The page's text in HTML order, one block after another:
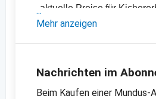
- aktuelle Preise für
-Preischarts
Mehr anzeigen
Nachrichten im
Beim Kaufen einer